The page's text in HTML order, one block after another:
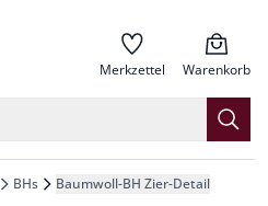
Merkzettel Warenkorb
BHs Baumwoll-BH Zier-Detail